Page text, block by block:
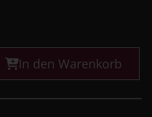
In den Warenkorb